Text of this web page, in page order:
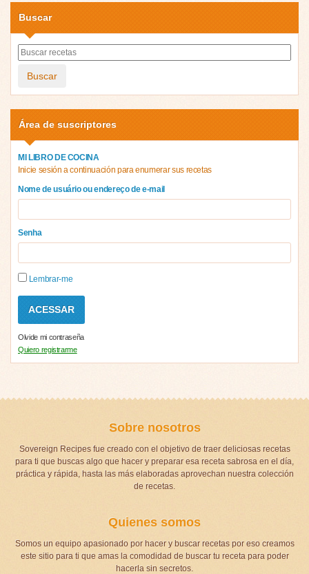
Buscar
Buscar
Área de suscriptores
MI LIBRO DE COCINA
Inicie sesión a continuación para enumerar sus recetas
Nome de usuário ou endereço de e-mail
Senha
Lembrar-me
Olvide mi contraseña
Quiero registrarme
Sobre nosotros
Sovereign Recipes fue creado con el objetivo de traer deliciosas recetas
para ti que buscas algo que hacer y preparar esa receta sabrosa en el día,
práctica y rápida, hasta las más elaboradas aprovechan nuestra colección
de recetas.
Quienes somos
Somos un equipo apasionado por hacer y buscar recetas por eso creamos
este sitio para ti que amas la comodidad de buscar tu receta para poder
hacerla sin secretos.